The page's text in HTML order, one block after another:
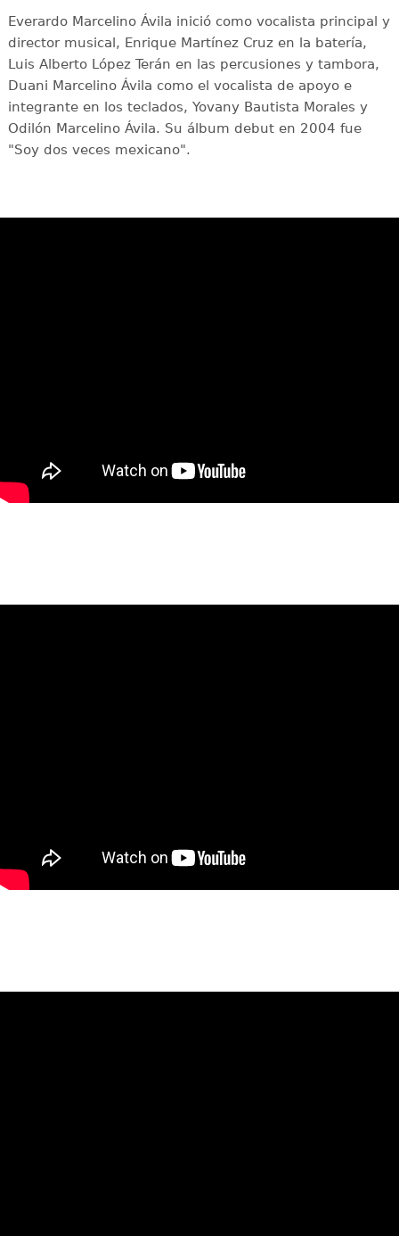
Everardo Marcelino Ávila inició como vocalista principal y
director musical, Enrique Martínez Cruz en la batería,
Luis Alberto López Terán en las percusiones y tambora,
Duani Marcelino Ávila como el vocalista de apoyo e
integrante en los teclados, Yovany Bautista Morales y
Odilón Marcelino Ávila. Su álbum debut en 2004 fue
"Soy dos veces mexicano".